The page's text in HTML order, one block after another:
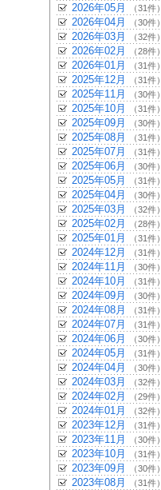
2026年05月 （31件）
2026年04月 （30件）
2026年03月 （32件）
2026年02月 （28件）
2026年01月 （31件）
2025年12月 （31件）
2025年11月 （30件）
2025年10月 （31件）
2025年09月 （30件）
2025年08月 （31件）
2025年07月 （31件）
2025年06月 （30件）
2025年05月 （31件）
2025年04月 （30件）
2025年03月 （32件）
2025年02月 （28件）
2025年01月 （31件）
2024年12月 （31件）
2024年11月 （30件）
2024年10月 （31件）
2024年09月 （30件）
2024年08月 （31件）
2024年07月 （31件）
2024年06月 （30件）
2024年05月 （31件）
2024年04月 （30件）
2024年03月 （32件）
2024年02月 （29件）
2024年01月 （32件）
2023年12月 （31件）
2023年11月 （30件）
2023年10月 （31件）
2023年09月 （30件）
2023年08月 （31件）